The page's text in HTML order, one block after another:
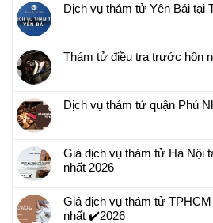
Dịch vụ thám tử Yên Bái tại
Thám tử điều tra trước hôn
Dịch vụ thám tử quận Phú
Giá dịch vụ thám tử Hà Nội
nhất 2026
Giá dịch vụ thám tử
nhất ✔️2026